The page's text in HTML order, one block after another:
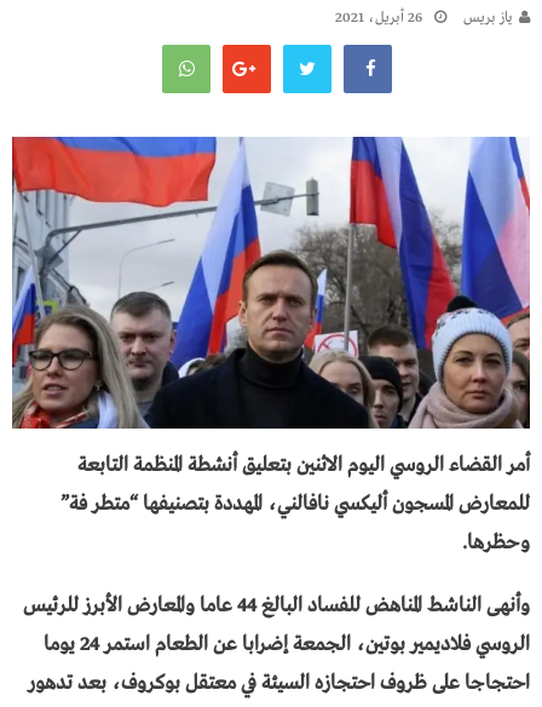
يـاز بريـس 26 أبريل، 2021
أمر القضاء الروسي اليوم الاثنين بتعليق أنشطة المنظمة التابعة
للمعارض المسجون أليكسي نافالني، المهددة بتصنيفها “متطر فة”
وحظرها.
وأنهى الناشط المناهض للفساد البالغ 44 عاما والمعارض الأبرز للرئيس
الروسي فلاديمير بوتين، الجمعة إضرابا عن الطعام استمر 24 يوما
احتجاجا على ظروف احتجازه السيئة في معتقل بوكروف، بعد تدهور